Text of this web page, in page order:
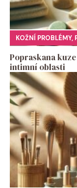
KOŽNÍ PROBLÉMY,
Popraskana
intimní oblasti